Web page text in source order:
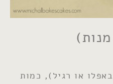
באפלו או רגיל), כמות